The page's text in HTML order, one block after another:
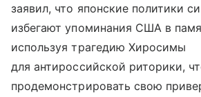
заявил, что японские политики
избегают упоминания США в
используя трагедию Хиросимы
для антироссийской риторики,
продемонстрировать свою